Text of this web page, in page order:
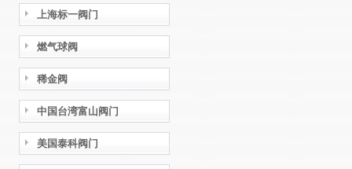
上海标一阀门
燃气球阀
稀金阀
中国台湾富山阀门
美国泰科阀门